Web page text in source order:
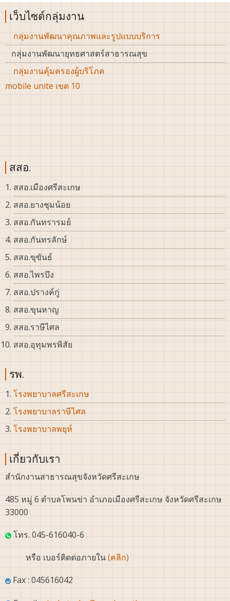
เว็บไซต์กลุ่มงาน
กลุ่มงานพัฒนาคุณภาพและรูปแบบบริการ
กลุ่มงานพัฒนายุทธศาสตร์สาธารณสุข
กลุ่มงานคุ้มครองผู้บริโภค
mobile unite เขต 10
สสอ.
สสอ.เมืองศรีสะเกษ
สสอ.ยางชุมน้อย
สสอ.กันทรารมย์
สสอ.กันทรลักษ์
สสอ.ขุขันธ์
สสอ.ไพรบึง
สสอ.ปรางค์กู่
สสอ.ขุนหาญ
สสอ.ราษีไศล
สสอ.อุทุมพรพิสัย
รพ.
โรงพยาบาลศรีสะเกษ
โรงพยาบาลราษีไศล
โรงพยาบาลพยุห์
เกี่ยวกับเรา
สำนักงานสาธารณสุขจังหวัดศรีสะเกษ
485 หมู่ 6 ตำบลโพนข่า อำเภอเมืองศรีสะเกษ จังหวัดศรีสะเกษ
33000
โทร. 045-616040-6
หรือ เบอร์ติดต่อภายใน(คลิก)
Fax : 045616042